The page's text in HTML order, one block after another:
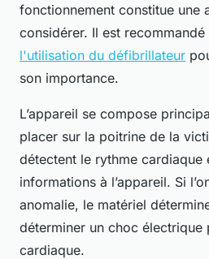
fonctionnement constitue une
considérer. Il est recommandé
l'utilisation du défibrillateur
son importance.
L’appareil se compose
placer sur la poitrine de la
détectent le rythme cardiaque
informations à l’appareil. Si
anomalie, le matériel
déterminer un choc
cardiaque.